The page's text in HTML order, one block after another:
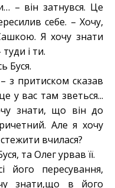
– він затнувся. Це
себе. – Хочу,
Я хочу знати
і ти.
Буся.
з притиском сказав
у вас там зветься...
знати, що він до
Але я хочу
вчилася?
та Олег урвав її.
пересування,
знати,що в його